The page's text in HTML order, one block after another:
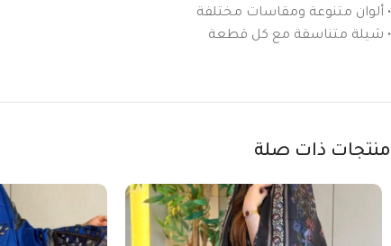
• ألوان متنوعة ومقاسات مختلفة
• شيلة متناسقة مع كل قطعة
منتجات ذات صلة